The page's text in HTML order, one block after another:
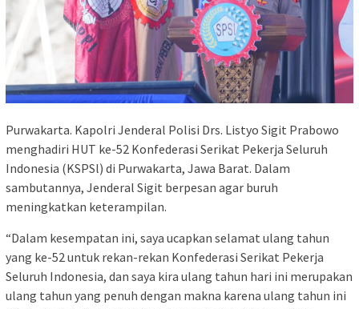
Purwakarta. Kapolri Jenderal Polisi Drs. Listyo Sigit Prabowo
menghadiri HUT ke-52 Konfederasi Serikat Pekerja Seluruh
Indonesia (KSPSl) di Purwakarta, Jawa Barat. Dalam
sambutannya, Jenderal Sigit berpesan agar buruh
meningkatkan keterampilan.
“Dalam kesempatan ini, saya ucapkan selamat ulang tahun
yang ke-52 untuk rekan-rekan Konfederasi Serikat Pekerja
Seluruh Indonesia, dan saya kira ulang tahun hari ini merupakan
ulang tahun yang penuh dengan makna karena ulang tahun ini